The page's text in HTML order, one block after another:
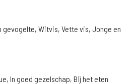
gevogelte, Witvis, Vette vis, Jonge en
In goed gezelschap, Bij het eten